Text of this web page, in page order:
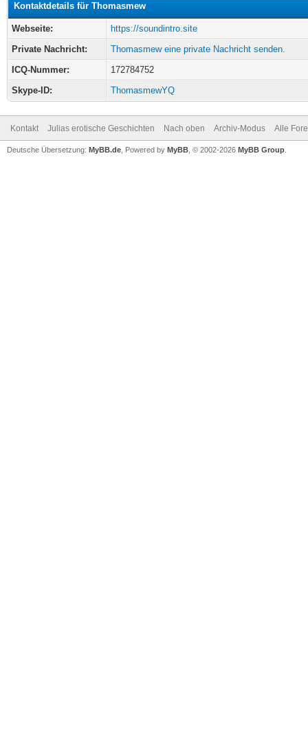
Kontaktdetails für Thomasmew
Webseite:
https://soundintro.site
Private Nachricht:
Thomasmew eine private Nachricht senden.
ICQ-Nummer:
172784752
Skype-ID:
ThomasmewYQ
Kontakt Julias erotische Geschichten Nach oben Archiv-Modus Alle
Deutsche Übersetzung: MyBB.de , Powered by MyBB , © 2002-2026 MyBB Group